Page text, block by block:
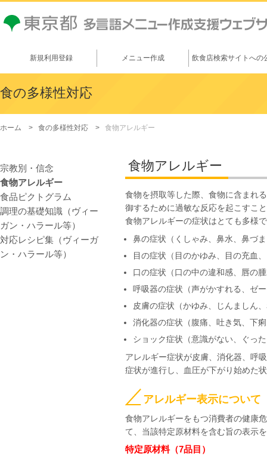
新規利用登録
メニュー作成
メニュー作成方法
写真の撮り方
作成マニュアル
飲食店検索サイトへの
外国語メニュー公開
食の多様性対応
ホーム 食の多様性対応 食物アレルギー
食物アレルギー
食物を摂取等した際、食物に含まれ
御するために過敏な反応を起こすこ
食物アレルギーの症状はとても多様
鼻の症状（くしゃみ、鼻水、鼻づ
目の症状（目のかゆみ、目の充血
口の症状（口の中の違和感、唇の
呼吸器の症状（声がかすれる、ゼ
皮膚の症状（かゆみ、じんましん
消化器の症状（腹痛、吐き気、下
ショック症状（意識がない、ぐっ
アレルギー症状が皮膚、消化器、呼
症状が進行し、血圧が下がり始めた
アレルギー表示について
食物アレルギーをもつ消費者の健康
て、当該特定原材料を含む旨の表示
特定原材料（7品目）
宗教別・信念
食物アレルギー
食品ピクトグラム
調理の基礎知識（ヴィー
ガン・ハラール等）
対応レシピ集（ヴィーガ
ン・ハラール等）